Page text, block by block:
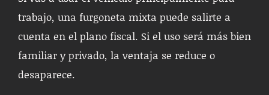
trabajo, una furgoneta mixta puede salirte a
cuenta en el plano fiscal. Si el uso será más bien
familiar y privado, la ventaja se reduce o
desaparece.